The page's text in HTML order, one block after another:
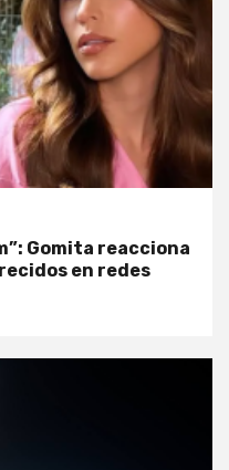
Gomita reacciona
en redes